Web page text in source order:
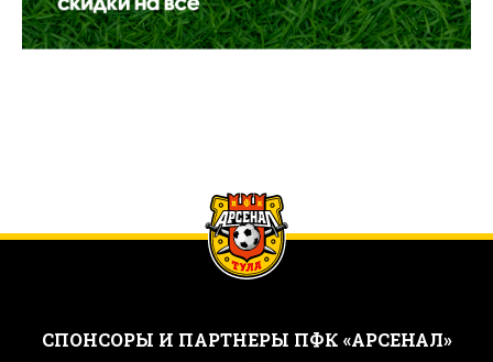
CПОНСОРЫ И ПАРТНЕРЫ ПФК «АРСЕНАЛ»